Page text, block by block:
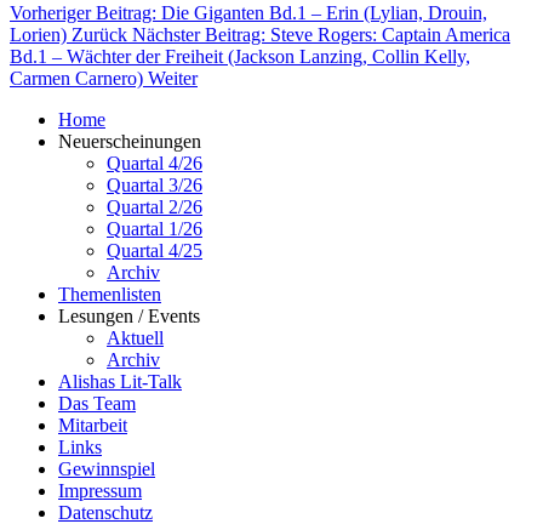
Vorheriger Beitrag: Die Giganten Bd.1 – Erin (Lylian, Drouin,
Lorien) Zurück Nächster Beitrag: Steve Rogers: Captain America
Bd.1 – Wächter der Freiheit (Jackson Lanzing, Collin Kelly,
Carmen Carnero) Weiter
Home
Neuerscheinungen
Quartal 4/26
Quartal 3/26
Quartal 2/26
Quartal 1/26
Quartal 4/25
Archiv
Themenlisten
Lesungen / Events
Aktuell
Archiv
Alishas Lit-Talk
Das Team
Mitarbeit
Links
Gewinnspiel
Impressum
Datenschutz